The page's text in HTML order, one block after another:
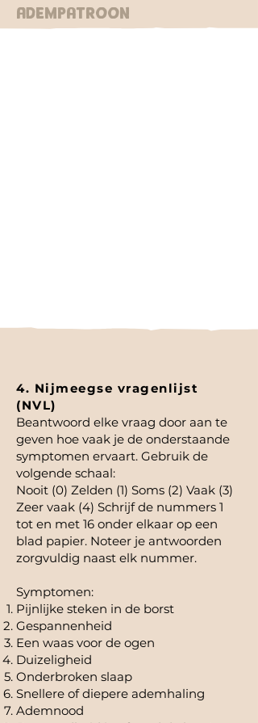
Adempatroon
4. Nijmeegse vragenlijst
(NVL)
Beantwoord elke vraag door aan te
geven hoe vaak je de onderstaande
symptomen ervaart. Gebruik de
volgende schaal:
Nooit (0) Zelden (1) Soms (2) Vaak (3)
Zeer vaak (4) Schrijf de nummers 1
tot en met 16 onder elkaar op een
blad papier. Noteer je antwoorden
zorgvuldig naast elk nummer.
Symptomen:
Pijnlijke steken in de borst
Gespannenheid
Een waas voor de ogen
Duizeligheid
Onderbroken slaap
Snellere of diepere ademhaling
Ademnood